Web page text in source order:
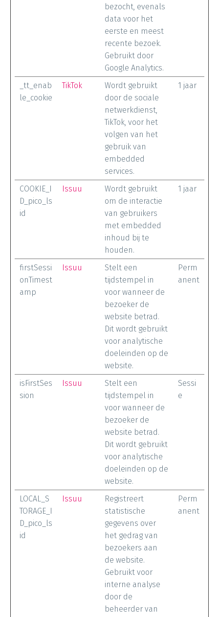
bezocht, evenals
data voor het
eerste en meest
recente bezoek.
Gebruikt door
Google Analytics.
_tt_enab
le_cookie
TikTok
Wordt gebruikt
door de sociale
netwerkdienst,
TikTok, voor het
volgen van het
gebruik van
embedded
services.
1 jaar
COOKIE_I
D_pico_ls
id
Issuu
Wordt gebruikt
om de interactie
van gebruikers
met embedded
inhoud bij te
houden.
1 jaar
firstSessi
onTimest
amp
Issuu
Stelt een
tijdstempel in
voor wanneer de
bezoeker de
website betrad.
Dit wordt gebruikt
voor analytische
doeleinden op de
website.
Perm
anent
isFirstSes
sion
Issuu
Stelt een
tijdstempel in
voor wanneer de
bezoeker de
website betrad.
Dit wordt gebruikt
voor analytische
doeleinden op de
website.
Sessi
e
LOCAL_S
TORAGE_I
D_pico_ls
id
Issuu
Registreert
statistische
gegevens over
het gedrag van
bezoekers aan
de website.
Gebruikt voor
interne analyse
door de
beheerder van
Perm
anent